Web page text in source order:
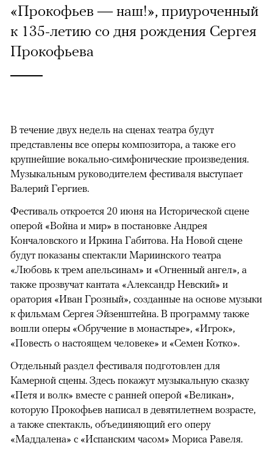
«Прокофьев — наш!», приуроченный
к 135-летию со дня рождения Сергея
Прокофьева
В течение двух недель на сценах театра будут
представлены все оперы композитора, а также его
крупнейшие вокально-симфонические произведения.
Музыкальным руководителем фестиваля выступает
Валерий Гергиев.
Фестиваль откроется 20 июня на Исторической сцене
оперой «Война и мир» в постановке Андрея
Кончаловского и Иркина Габитова. На Новой сцене
будут показаны спектакли Мариинского театра
«Любовь к трем апельсинам» и «Огненный ангел», а
также прозвучат кантата «Александр Невский» и
оратория «Иван Грозный», созданные на основе музыки
к фильмам Сергея Эйзенштейна. В программу также
вошли оперы «Обручение в монастыре», «Игрок»,
«Повесть о настоящем человеке» и «Семен Котко».
Отдельный раздел фестиваля подготовлен для
Камерной сцены. Здесь покажут музыкальную сказку
«Петя и волк» вместе с ранней оперой «Великан»,
которую Прокофьев написал в девятилетнем возрасте,
а также спектакль, объединяющий его оперу
«Маддалена» с «Испанским часом» Мориса Равеля.